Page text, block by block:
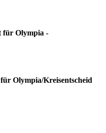
für Olympia -
Olympia/Kreisentscheid